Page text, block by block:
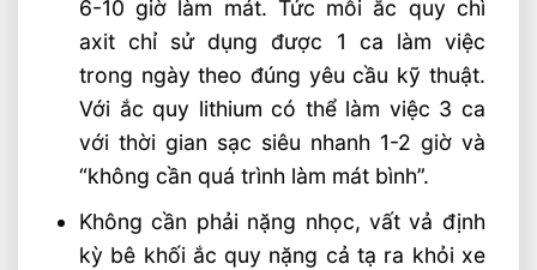
6-10 giờ làm mát. Tức mỗi ắc quy chì
axit chỉ sử dụng được 1 ca làm việc
trong ngày theo đúng yêu cầu kỹ thuật.
Với ắc quy lithium có thể làm việc 3 ca
với thời gian sạc siêu nhanh 1-2 giờ và
“không cần quá trình làm mát bình”.
Không cần phải nặng nhọc, vất vả định
kỳ bê khối ắc quy nặng cả tạ ra khỏi xe